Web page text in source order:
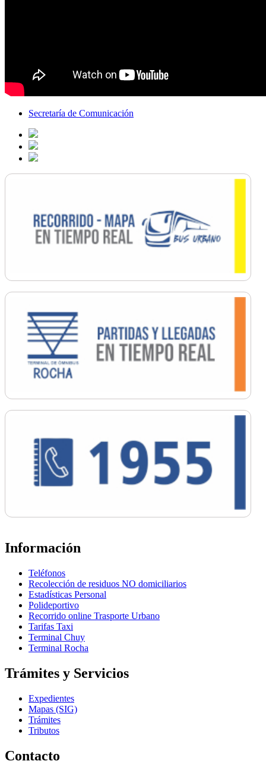
Secretaría de Comunicación
Información
Teléfonos
Recolección de residuos NO domiciliarios
Estadísticas Personal
Polideportivo
Recorrido online Trasporte Urbano
Tarifas Taxi
Terminal Chuy
Terminal Rocha
Trámites y Servicios
Expedientes
Mapas (SIG)
Trámites
Tributos
Contacto